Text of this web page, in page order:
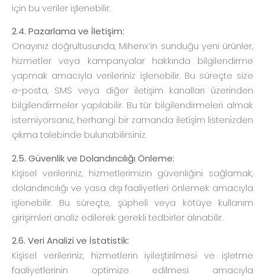
için bu veriler işlenebilir.
2.4. Pazarlama ve İletişim:
Onayınız doğrultusunda, Mihenx’in sunduğu yeni ürünler,
hizmetler veya kampanyalar hakkında bilgilendirme
yapmak amacıyla verileriniz işlenebilir. Bu süreçte size
e-posta, SMS veya diğer iletişim kanalları üzerinden
bilgilendirmeler yapılabilir. Bu tür bilgilendirmeleri almak
istemiyorsanız, herhangi bir zamanda iletişim listenizden
çıkma talebinde bulunabilirsiniz.
2.5. Güvenlik ve Dolandırıcılığı Önleme:
Kişisel verileriniz, hizmetlerimizin güvenliğini sağlamak,
dolandırıcılığı ve yasa dışı faaliyetleri önlemek amacıyla
işlenebilir. Bu süreçte, şüpheli veya kötüye kullanım
girişimleri analiz edilerek gerekli tedbirler alınabilir.
2.6. Veri Analizi ve İstatistik:
Kişisel verileriniz, hizmetlerin iyileştirilmesi ve işletme
faaliyetlerinin optimize edilmesi amacıyla